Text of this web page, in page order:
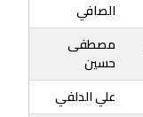
الصافي
مصطفى
حسين
علي الدلفي